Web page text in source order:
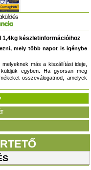
készletinformációihoz
mely több napot is igénybe
más a kiszállítási ideje,
egyben. Ha gyorsan meg
összeválogatnod, amelyek